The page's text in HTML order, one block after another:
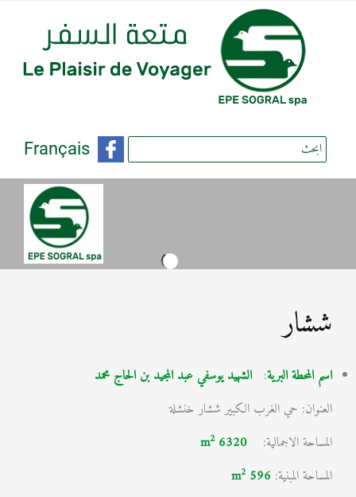
Français
ششار
اسم المحطة البرية:الشهيد يوسفي عبد المجيد بن الحاج محمد
العنوان: حي الغرب الكبير ششار خنشلة
المساحة الاجمالية: 6320 m
2
المساحة المبنية: 596 m
2